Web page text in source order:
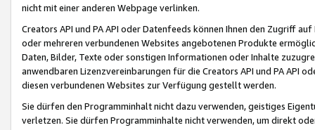
nicht mit einer anderen Webpage verlinken.
Creators API und PA API oder Datenfeeds können Ihnen den Zugriff
oder mehreren verbundenen Websites angebotenen Produkte
Daten, Bilder, Texte oder sonstigen Informationen oder Inhalte
anwendbaren Lizenzvereinbarungen für die Creators API und PA API
diesen verbundenen Websites zur Verfügung gestellt werden.
Sie dürfen den Programminhalt nicht dazu verwenden, geistiges
verletzen. Sie dürfen Programminhalte nicht verwenden, um direkt